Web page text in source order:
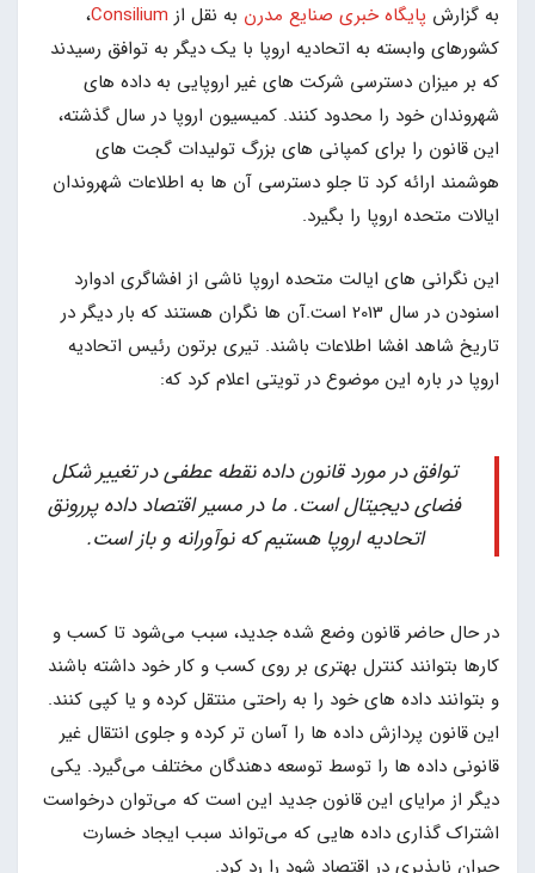
به گزارش پایگاه خبری صنایع مدرن به نقل از Consilium،
کشورهای وابسته به اتحادیه اروپا با یک دیگر به توافق رسیدند
که بر میزان دسترسی شرکت های غیر اروپایی به داده های
شهروندان خود را محدود کنند. کمیسیون اروپا در سال گذشته،
این قانون را برای کمپانی های بزرگ تولیدات گجت های
هوشمند ارائه کرد تا جلو دسترسی آن ها به اطلاعات شهروندان
ایالات متحده اروپا را بگیرد.
این نگرانی های ایالت متحده اروپا ناشی از افشاگری ادوارد
اسنودن در سال 2013 است.آن ها نگران هستند که بار دیگر در
تاریخ شاهد افشا اطلاعات باشند. تیری برتون رئیس اتحادیه
اروپا در باره این موضوع در تویتی اعلام کرد که:
توافق در مورد قانون داده نقطه عطفی در تغییر شکل
فضای دیجیتال است. ما در مسیر اقتصاد داده پررونق
اتحادیه اروپا هستیم که نوآورانه و باز است.
در حال حاضر قانون وضع شده جدید، سبب می‌شود تا کسب و
کارها بتوانند کنترل بهتری بر روی کسب و کار خود داشته باشند
و بتوانند داده های خود را به راحتی منتقل کرده و یا کپی کنند.
این قانون پردازش داده ها را آسان تر کرده و جلوی انتقال غیر
قانونی داده ها را توسط توسعه دهندگان مختلف می‌گیرد. یکی
دیگر از مرایای این قانون جدید این است که می‌توان درخواست
اشتراک گذاری داده هایی که می‌تواند سبب ایجاد خسارت